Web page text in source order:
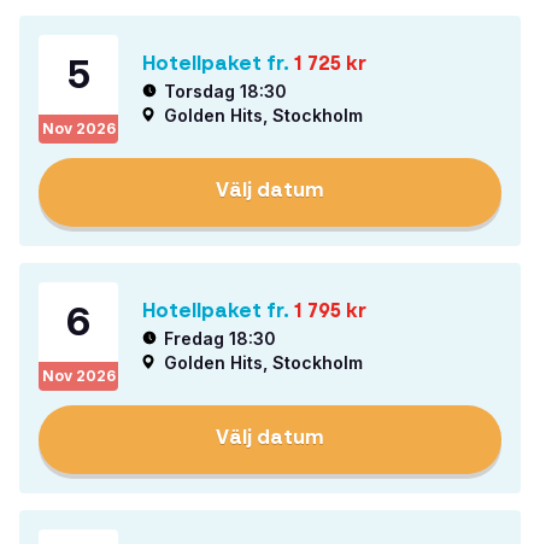
5
Nov 2026
Hotellpaket fr. 1 725 kr
Torsdag 18:30
Golden Hits, Stockholm
Välj datum
6
Nov 2026
Hotellpaket fr. 1 795 kr
Fredag 18:30
Golden Hits, Stockholm
Välj datum